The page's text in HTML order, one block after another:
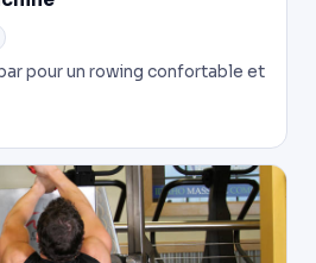
pour un rowing confortable et